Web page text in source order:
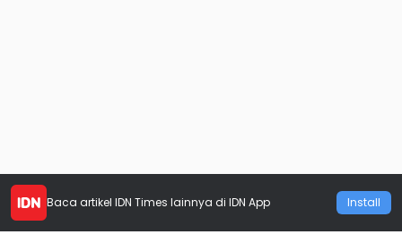
Baca artikel IDN Times lainnya di IDN App Install